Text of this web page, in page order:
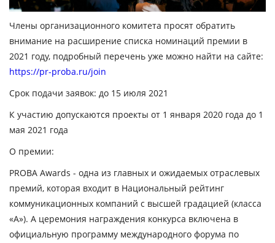
Члены организационного комитета просят обратить
внимание на расширение списка номинаций премии в
2021 году, подробный перечень уже можно найти на сайте:
https://pr-proba.ru/join
Срок подачи заявок: до 15 июля 2021
К участию допускаются проекты от 1 января 2020 года до 1
мая 2021 года
О премии:
PROBA Awards - одна из главных и ожидаемых отраслевых
премий, которая входит в Национальный рейтинг
коммуникационных компаний с высшей градацией (класса
«А»). А церемония награждения конкурса включена в
официальную программу международного форума по